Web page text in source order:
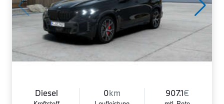
Diesel 0km 907.1€